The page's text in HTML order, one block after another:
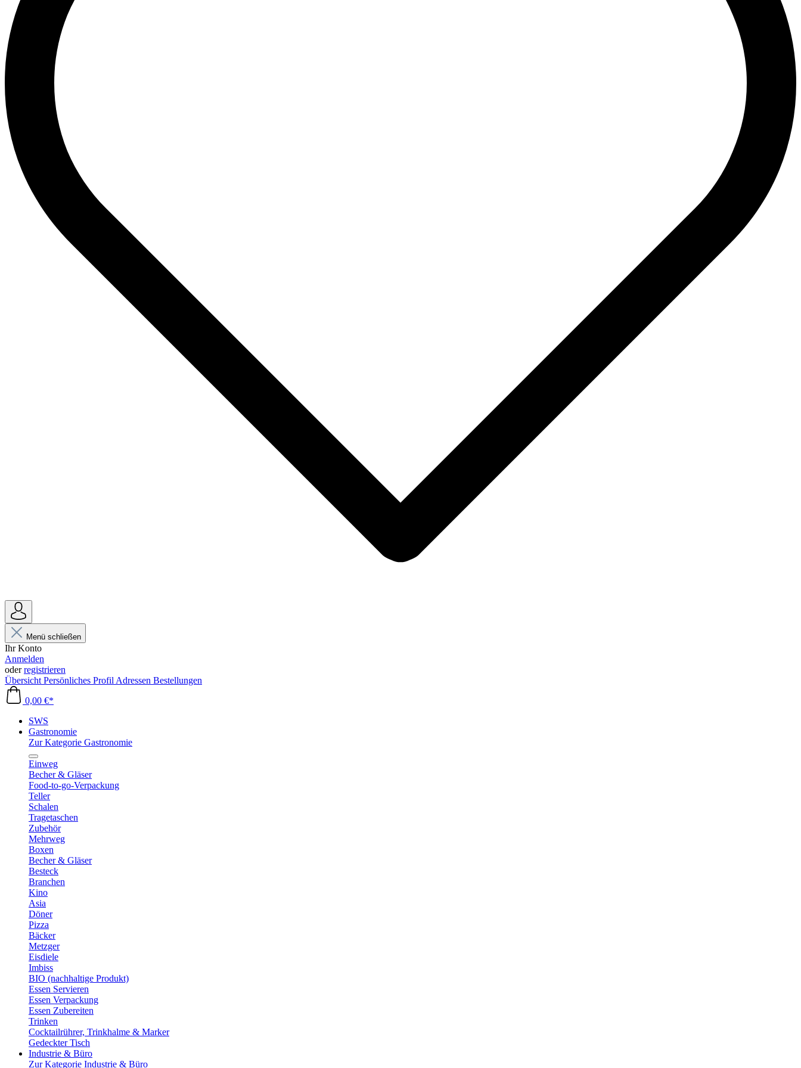
Menü schließen
Ihr Konto
Anmelden
oderregistrieren
Übersicht Persönliches Profil Adressen Bestellungen
0,00 €*
SWS
Gastronomie
Zur Kategorie Gastronomie
Einweg
Becher & Gläser
Food-to-go-Verpackung
Teller
Schalen
Tragetaschen
Zubehör
Mehrweg
Boxen
Becher & Gläser
Besteck
Branchen
Kino
Asia
Döner
Pizza
Bäcker
Metzger
Eisdiele
Imbiss
BIO (nachhaltige Produkt)
Essen Servieren
Essen Verpackung
Essen Zubereiten
Trinken
Cocktailrührer, Trinkhalme & Marker
Gedeckter Tisch
Industrie & Büro
Zur Kategorie Industrie & Büro